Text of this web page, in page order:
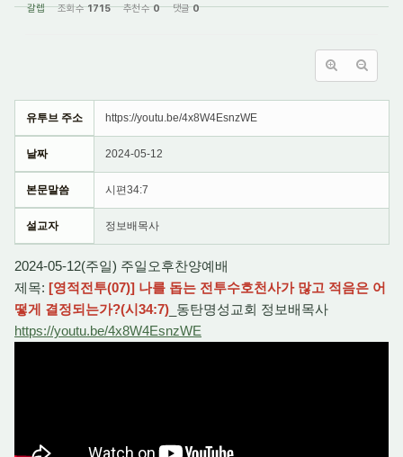
갈렙 조회 수1715 추천 수0 댓글0
유투브 주소 https://youtu.be/4x8W4EsnzWE
날짜 2024-05-12
본문말씀 시편34:7
설교자 정보배목사
2024-05-12(주일) 주일오후찬양예배
제목: [영적전투(07)] 나를 돕는 전투수호천사가 많고 적음은 어
떻게 결정되는가?(시34:7) _동탄명성교회 정보배목사
https://youtu.be/4x8W4EsnzWE